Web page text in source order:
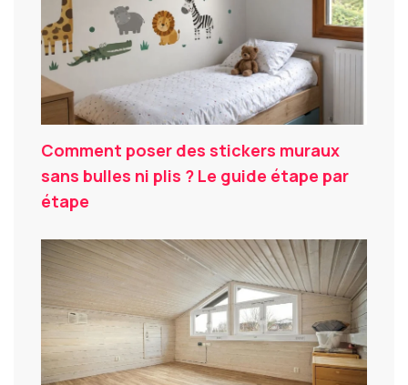
Comment poser des stickers muraux
sans bulles ni plis ? Le guide étape par
étape